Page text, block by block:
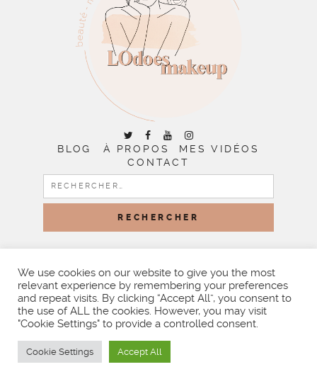
BLOG À PROPOS
MES VIDÉOS
CONTACT
RECHERCHER :
BY LITTLE THEME SHOP
We use cookies on our website to give you the most
relevant experience by remembering your preferences
and repeat visits. By clicking “Accept All”, you consent to
the use of ALL the cookies. However, you may visit
"Cookie Settings" to provide a controlled consent.
Cookie Settings Accept All